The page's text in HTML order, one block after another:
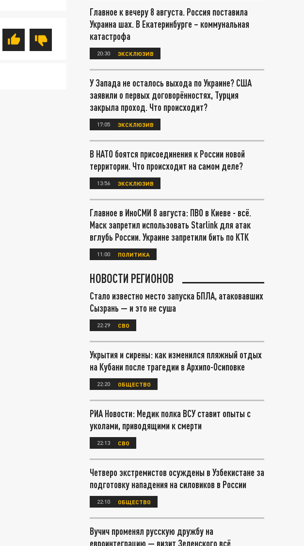
Главное к вечеру 8 августа. Россия поставила
Украина шах. В Екатеринбурге – коммунальная
катастрофа
20:30 ЭКСКЛЮЗИВ
У Запада не осталось выхода по Украине? США
заявили о первых договорённостях, Турция
закрыла проход. Что происходит?
17:05 ЭКСКЛЮЗИВ
В НАТО боятся присоединения к России новой
территории. Что происходит на самом деле?
13:56 ЭКСКЛЮЗИВ
Главное в ИноСМИ 8 августа: ПВО в Киеве - всё.
Маск запретил использовать Starlink для атак
вглубь России. Украине запретили бить по КТК
11:00 ПОЛИТИКА
НОВОСТИ РЕГИОНОВ
Стало известно место запуска БПЛА, атаковавших
Сызрань — и это не суша
22:29 СВО
Укрытия и сирены: как изменился пляжный отдых
на Кубани после трагедии в Архипо-Осиповке
22:20 ОБЩЕСТВО
РИА Новости: Медик полка ВСУ ставит опыты с
уколами, приводящими к смерти
22:13 СВО
Четверо экстремистов осуждены в Узбекистане за
подготовку нападения на силовиков в России
22:10 ОБЩЕСТВО
Вучич променял русскую дружбу на
евроинтеграцию — визит Зеленского всё